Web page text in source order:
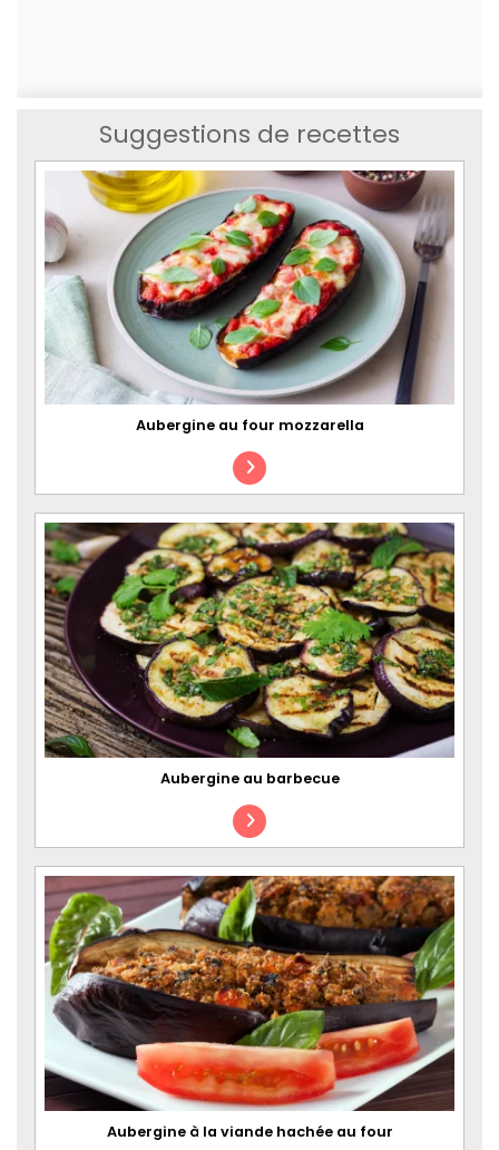
Suggestions de recettes
Aubergine au four mozzarella
Aubergine au barbecue
Aubergine à la viande hachée au four